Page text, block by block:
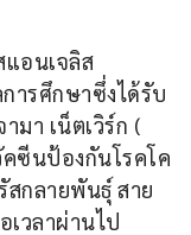
อนเจลิส
ารศึกษาซึ่งได้รับ
มา เน็ตเวิร์ก (
ซีนป้องกันโรคโค
กลายพันธุ์ สาย
เวลาผ่านไป